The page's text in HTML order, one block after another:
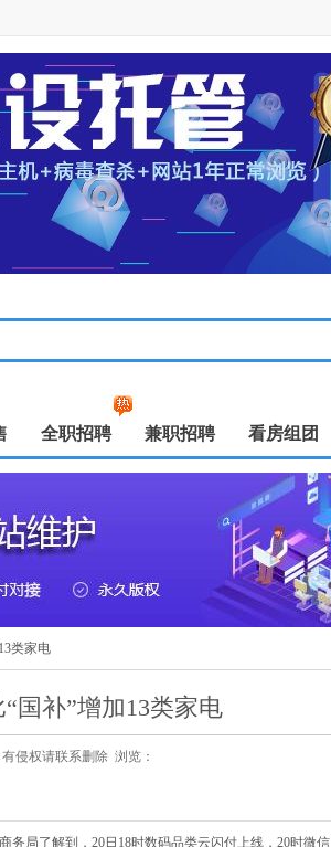
全职招聘 兼职招聘 看房组团
类家电
国补”增加13类家电
侵权请联系删除 浏览：
务局了解到，20日18时数码品类云闪付上线，20时微信